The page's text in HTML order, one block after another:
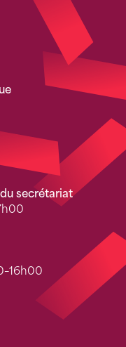
secrétariat